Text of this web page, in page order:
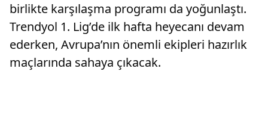
birlikte karşılaşma programı da yoğunlaştı.
Trendyol 1. Lig’de ilk hafta heyecanı devam
ederken, Avrupa’nın önemli ekipleri hazırlık
maçlarında sahaya çıkacak.